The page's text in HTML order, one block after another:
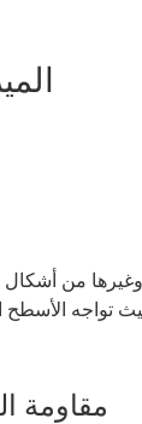
من أشكال
مقاومة